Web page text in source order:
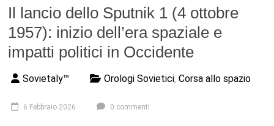
Il lancio dello Sputnik 1 (4 ottobre
1957): inizio dell’era spaziale e
impatti politici in Occidente
Sovietaly™ Orologi Sovietici,Corsa allo spazio
6 Febbraio 2026 0 commenti